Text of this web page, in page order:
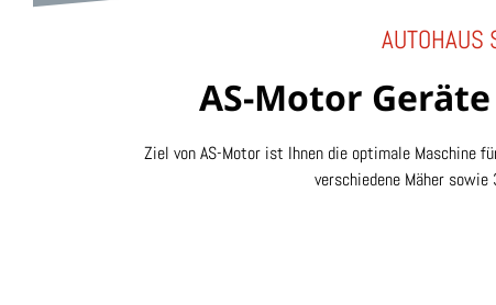
AUTOHAUS
AS-Motor
Ziel von AS-Motor ist Ihnen die optimale Maschine
verschiedene Mäher